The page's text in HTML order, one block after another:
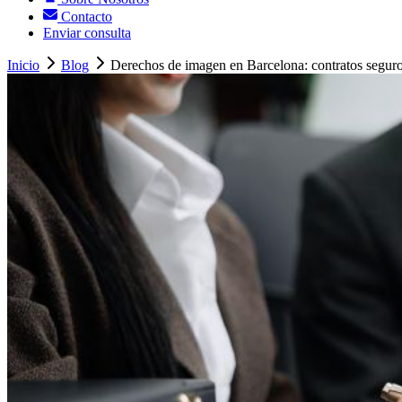
Contacto
Enviar consulta
Inicio Blog Derechos de imagen en Barcelona: contratos